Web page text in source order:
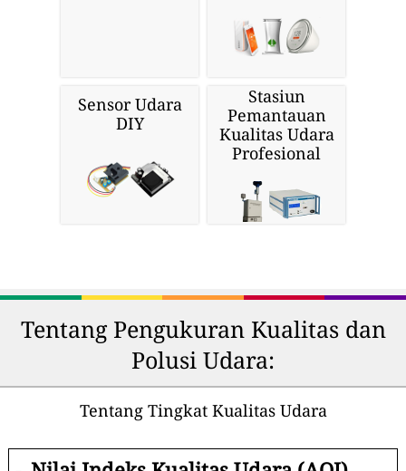
Sensor Udara
DIY
Stasiun
Pemantauan
Kualitas Udara
Profesional
Tentang Pengukuran Kualitas dan
Polusi Udara:
Tentang Tingkat Kualitas Udara